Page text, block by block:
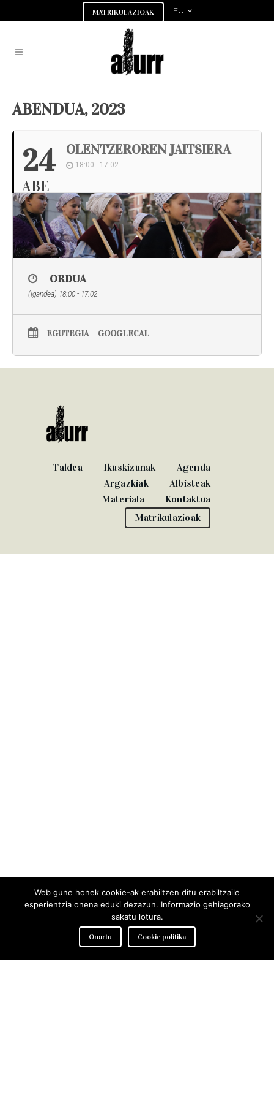
MATRIKULAZIOAK EU
ABENDUA, 2023
24
ABE
OLENTZEROREN JAITSIERA
18:00 - 17:02
ORDUA
(Igandea) 18:00 - 17:02
EGUTEGIA GOOGLECAL
Taldea Ikuskizunak
Agenda
Argazkiak
Albisteak
Materiala
Kontaktua
Matrikulazioak
Web gune honek cookie-ak erabiltzen ditu erabiltzaile
esperientzia onena eduki dezazun. Informazio gehiagorako
sakatu lotura.
Onartu Cookie politika